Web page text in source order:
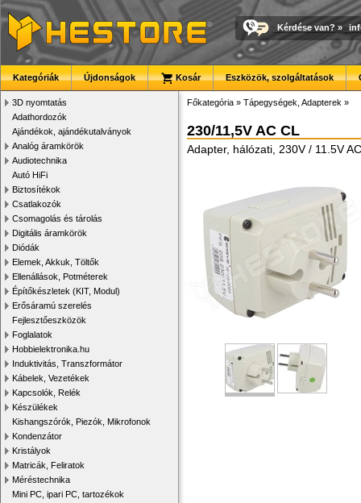
Kérdése van? »
Kategóriák Újdonságok Kosár Eszközök, szolgáltatások
3D nyomtatás
Adathordozók
Ajándékok, ajándékutalványok
Analóg áramkörök
Audiotechnika
Autó HiFi
Biztosítékok
Csatlakozók
Csomagolás és tárolás
Digitális áramkörök
Diódák
Elemek, Akkuk, Töltők
Ellenállások, Potméterek
Építőkészletek (KIT, Modul)
Erősáramú szerelés
Fejlesztőeszközök
Foglalatok
Hobbielektronika.hu
Induktivitás, Transzformátor
Kábelek, Vezetékek
Kapcsolók, Relék
Készülékek
Kishangszórók, Piezók, Mikrofonok
Kondenzátor
Kristályok
Matricák, Feliratok
Méréstechnika
Mini PC, ipari PC, tartozékok
Főkategória » Tápegységek, Adapterek »
230/11,5V AC CL
Adapter, hálózati, 230V / 11.5V